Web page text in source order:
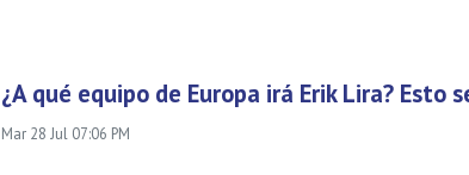
¿A qué equipo de Europa irá Erik Lira? Esto
Mar 28 Jul 07:06 PM